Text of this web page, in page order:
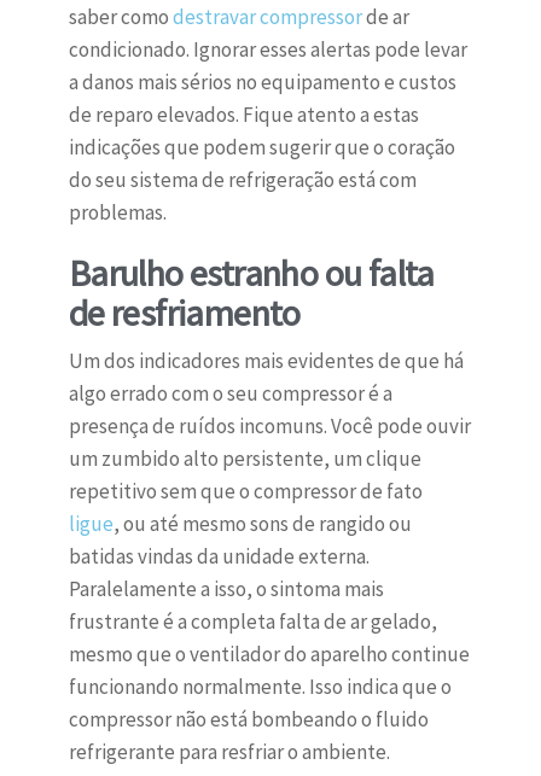
saber comodestravar compressorde ar
condicionado. Ignorar esses alertas pode levar
a danos mais sérios no equipamento e custos
de reparo elevados. Fique atento a estas
indicações que podem sugerir que o coração
do seu sistema de refrigeração está com
problemas.
Barulho estranho ou falta
de resfriamento
Um dos indicadores mais evidentes de que há
algo errado com o seu compressor é a
presença de ruídos incomuns. Você pode ouvir
um zumbido alto persistente, um clique
repetitivo sem que o compressor de fato
ligue, ou até mesmo sons de rangido ou
batidas vindas da unidade externa.
Paralelamente a isso, o sintoma mais
frustrante é a completa falta de ar gelado,
mesmo que o ventilador do aparelho continue
funcionando normalmente. Isso indica que o
compressor não está bombeando o fluido
refrigerante para resfriar o ambiente.